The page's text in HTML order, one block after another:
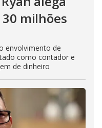
milhões
envolvimento de
como contador e
de dinheiro